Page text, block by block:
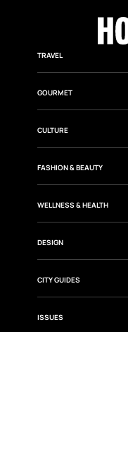
TRAVEL
GOURMET
CULTURE
FASHION & BEAUTY
WELLNESS & HEALTH
DESIGN
CITY GUIDES
ISSUES